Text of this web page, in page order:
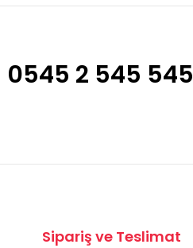
0545 2 545 545
Sipariş ve Teslimat